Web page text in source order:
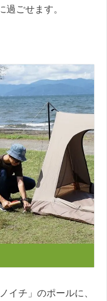
過ごせます。
イチ」のポールに、